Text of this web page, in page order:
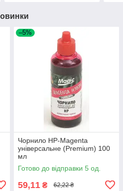
–5%
Чорнило HP-Magenta
універсальне (Premium) 100
мл
Готово до відправки 5 од.
59,11 ₴ 62,22 ₴